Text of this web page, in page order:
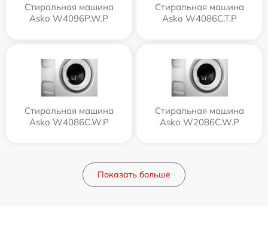
Стиральная машина
Asko W4096P.W.P
Стиральная машина
Asko W4086C.T.P
Стиральная машина
Asko W4086C.W.P
Стиральная машина
Asko W2086C.W.P
Показать больше